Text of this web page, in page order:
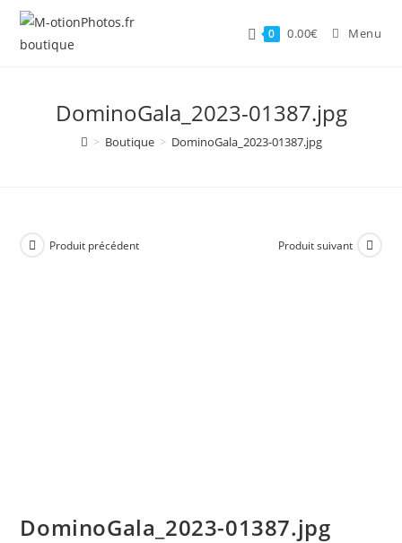
Skip
content
0 0.00€ Menu
DominoGala_2023-01387.jpg
> Boutique > DominoGala_2023-01387.jpg
Produit précédent Produit suivant
DominoGala_2023-01387.jpg